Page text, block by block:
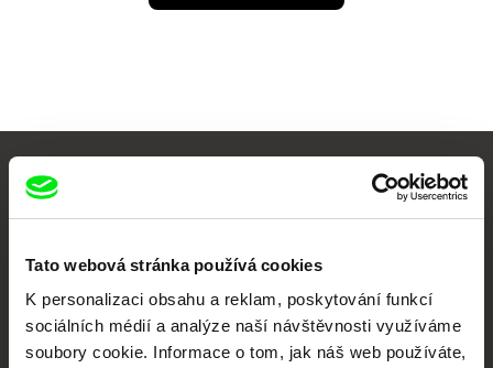
Tato webová stránka používá cookies
K personalizaci obsahu a reklam, poskytování funkcí
sociálních médií a analýze naší návštěvnosti využíváme
soubory cookie. Informace o tom, jak náš web používáte,
Nové festivalové filmy
každý týden